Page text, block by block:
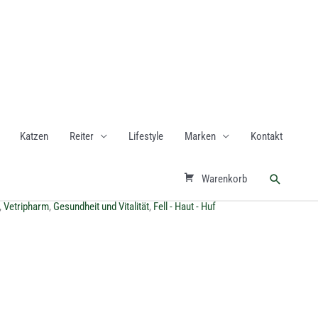
Katzen Reiter Lifestyle Marken Kontakt
Warenkorb Suchen
,Vetripharm, Gesundheit und Vitalität, Fell - Haut - Huf